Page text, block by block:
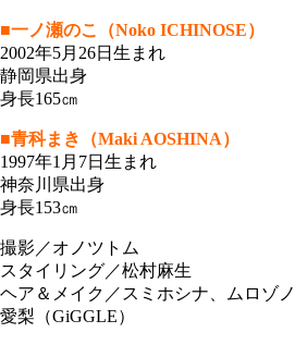
■一ノ瀬のこ（Noko ICHINOSE）
2002年5月26日生まれ
静岡県出身
身長165㎝
■青科まき（Maki AOSHINA）
1997年1月7日生まれ
神奈川県出身
身長153㎝
撮影／オノツトム
スタイリング／松村麻生
ヘア＆メイク／スミホシナ、ムロゾ
愛梨（GiGGLE）